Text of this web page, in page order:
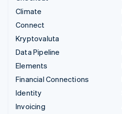
Climate
Connect
Kryptovaluta
Data Pipeline
Elements
Financial Connections
Identity
Invoicing